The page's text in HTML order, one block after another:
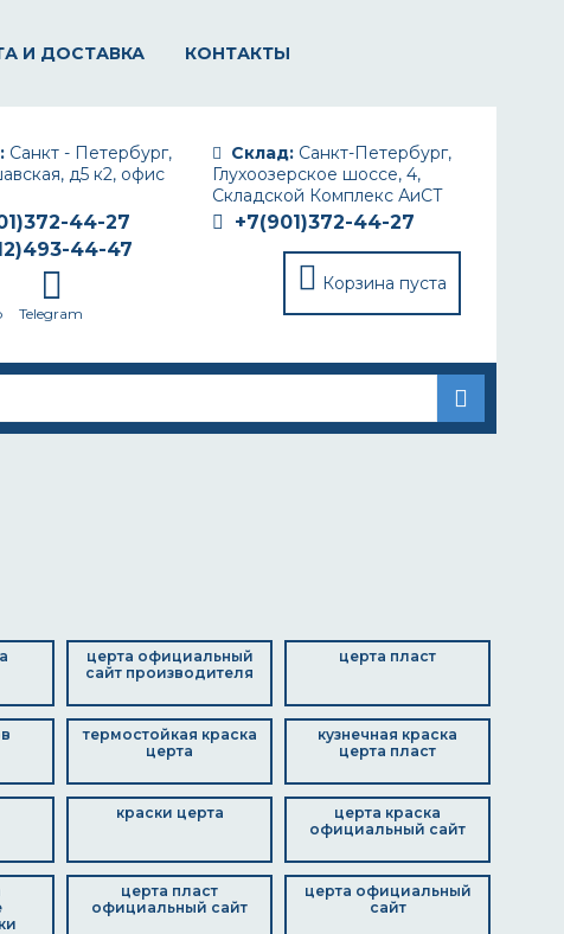
И ДОСТАВКА КОНТАКТЫ
Склад: Санкт-Петербург,
Глухоозерское шоссе, 4,
Складской Комплекс АиСТ
+7(901)372-44-27
Корзина пуста
Санкт - Петербург,
д5 к2, офис
44-27
44-47
Telegram
церта официальный
сайт производителя
церта пласт
термостойкая краска
церта
кузнечная краска
церта пласт
краски церта
церта краска
официальный сайт
церта пласт
официальный сайт
церта официальный
сайт